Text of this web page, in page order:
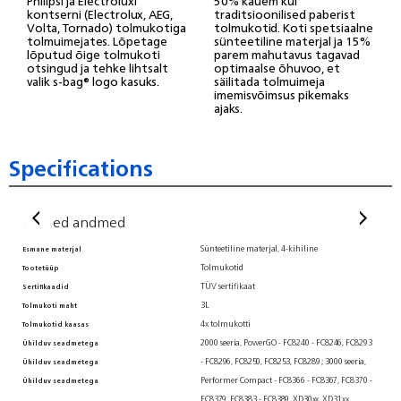
kontserni (Electrolux, AEG,
Volta, Tornado) tolmukotiga
tolmuimejates. Lõpetage
lõputud õige tolmukoti
otsingud ja tehke lihtsalt
valik s-bag® logo kasuks.
traditsioonilised paberist
tolmukotid. Koti spetsiaalne
sünteetiline materjal ja 15%
parem mahutavus tagavad
optimaalse õhuvoo, et
säilitada tolmuimeja
imemisvõimsus pikemaks
ajaks.
Specifications
Üldised andmed
Esmane materjal
Tootetüüp
Sertifikaadid
Tolmukoti maht
Tolmukotid kaasas
Ühilduv seadmetega
Ühilduv seadmetega
Ühilduv seadmetega
Sünteetiline materjal, 4-kihiline
Tolmukotid
TÜV sertifikaat
3L
4x tolmukotti
2000 seeria, PowerGO - FC8240 - FC8246, FC8293
- FC8296, FC8250, FC8253, FC8289 ; 3000 seeria,
Performer Compact - FC8366 - FC8367, FC8370 -